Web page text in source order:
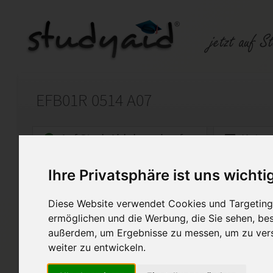
Ihre Privatsphäre ist uns
Diese Website verwendet Cookies und
ermöglichen und die Werbung, die Sie sehen,
außerdem, um Ergebnisse zu messen, um zu
weiter zu entwickeln.
EFB01R 0514 A07
Auf StudyAid.de verkaufen
Startseite Abitur und Hochschule
Englisch für den Beruf
Diese von mir selbst
(100%) bewertet und dient
direkte kopieren untersagt